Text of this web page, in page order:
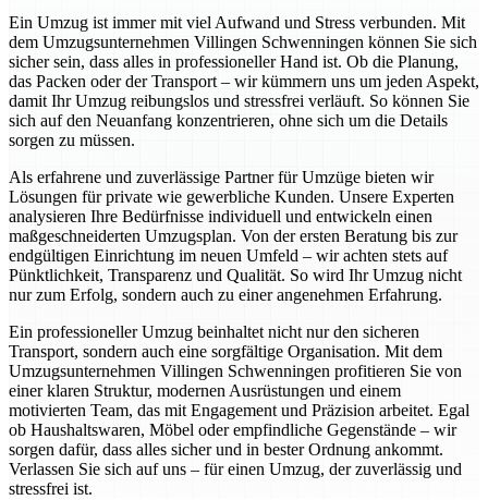
Ein Umzug ist immer mit viel Aufwand und Stress verbunden. Mit
dem Umzugsunternehmen Villingen Schwenningen können Sie sich
sicher sein, dass alles in professioneller Hand ist. Ob die Planung,
das Packen oder der Transport – wir kümmern uns um jeden Aspekt,
damit Ihr Umzug reibungslos und stressfrei verläuft. So können Sie
sich auf den Neuanfang konzentrieren, ohne sich um die Details
sorgen zu müssen.
Als erfahrene und zuverlässige Partner für Umzüge bieten wir
Lösungen für private wie gewerbliche Kunden. Unsere Experten
analysieren Ihre Bedürfnisse individuell und entwickeln einen
maßgeschneiderten Umzugsplan. Von der ersten Beratung bis zur
endgültigen Einrichtung im neuen Umfeld – wir achten stets auf
Pünktlichkeit, Transparenz und Qualität. So wird Ihr Umzug nicht
nur zum Erfolg, sondern auch zu einer angenehmen Erfahrung.
Ein professioneller Umzug beinhaltet nicht nur den sicheren
Transport, sondern auch eine sorgfältige Organisation. Mit dem
Umzugsunternehmen Villingen Schwenningen profitieren Sie von
einer klaren Struktur, modernen Ausrüstungen und einem
motivierten Team, das mit Engagement und Präzision arbeitet. Egal
ob Haushaltswaren, Möbel oder empfindliche Gegenstände – wir
sorgen dafür, dass alles sicher und in bester Ordnung ankommt.
Verlassen Sie sich auf uns – für einen Umzug, der zuverlässig und
stressfrei ist.